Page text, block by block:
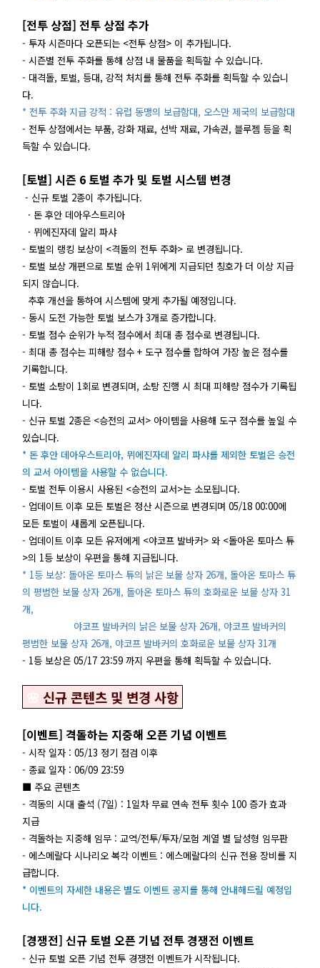
[전투 상점] 전투 상점 추가
- 투자 시즌마다 오픈되는 <전투 상점> 이 추가됩니다.
- 시즌별 전투 주화를 통해 상점 내 물품을 획득할 수 있습니다.
- 대격돌, 토벌, 등대, 강적 처치를 통해 전투 주화를 획득할 수 있습니
다.
* 전투 주화 지급 강적 : 유럽 동맹의 보급함대, 오스만 제국의 보급함대
- 전투 상점에서는 부품, 강화 재료, 선박 재료, 가속권, 블루젬 등을 획
득할 수 있습니다.
[토벌] 시즌 6 토벌 추가 및 토벌 시스템 변경
- 신규 토벌 2종이 추가됩니다.
· 돈 후안 데아우스트리아
· 뮈에진자데 알리 파샤
- 토벌의 랭킹 보상이 <격돌의 전투 주화> 로 변경됩니다.
- 토벌 보상 개편으로 토벌 순위 1위에게 지급되던 칭호가 더 이상 지급
되지 않습니다.
추후 개선을 통하여 시스템에 맞게 추가될 예정입니다.
- 동시 도전 가능한 토벌 보스가 3개로 증가합니다.
- 토벌 점수 순위가 누적 점수에서 최대 총 점수로 변경됩니다.
- 최대 총 점수는 피해량 점수 + 도구 점수를 합하여 가장 높은 점수를
기록합니다.
- 토벌 소탕이 1회로 변경되며, 소탕 진행 시 최대 피해량 점수가 기록됩
니다.
- 신규 토벌 2종은 <승전의 교서> 아이템을 사용해 도구 점수를 높일 수
있습니다.
* 돈 후안 데아우스트리아, 뮈에진자데 알리 파샤를 제외한 토벌은 승전
의 교서 아이템을 사용할 수 없습니다.
- 토벌 전투 이용시 사용된 <승전의 교서>는 소모됩니다.
- 업데이트 이후 모든 토벌은 정산 시즌으로 변경되며 05/18 00:00에
모든 토벌이 새롭게 오픈됩니다.
- 업데이트 이후 모든 유저에게 <야코프 발바커> 와 <돌아온 토마스 튜
>의 1등 보상이 우편을 통해 지급됩니다.
* 1등 보상: 돌아온 토마스 튜의 낡은 보물 상자 26개, 돌아온 토마스 튜
의 평범한 보물 상자 26개, 돌아온 토마스 튜의 호화로운 보물 상자 31
개,
야코프 발바커의 낡은 보물 상자 26개, 야코프 발바커의
평범한 보물 상자 26개, 야코프 발바커의 호화로운 보물 상자 31개
- 1등 보상은 05/17 23:59 까지 우편을 통해 획득할 수 있습니다.
🌸 신규 콘텐츠 및 변경 사항
[이벤트] 격돌하는 지중해 오픈 기념 이벤트
- 시작 일자 : 05/13 정기 점검 이후
- 종료 일자 : 06/09 23:59
■ 주요 콘텐츠
- 격동의 시대 출석 (7일) : 1일차 무료 연속 전투 횟수 100 증가 효과
지급
- 격돌하는 지중해 임무 : 교역/전투/투자/모험 계열 별 달성형 임무판
- 에스메랄다 시나리오 복각 이벤트 : 에스메랄다의 신규 전용 장비를 지
급합니다.
* 이벤트의 자세한 내용은 별도 이벤트 공지를 통해 안내해드릴 예정입
니다.
[경쟁전] 신규 토벌 오픈 기념 전투 경쟁전 이벤트
- 신규 토벌 오픈 기념 전투 경쟁전 이벤트가 시작됩니다.